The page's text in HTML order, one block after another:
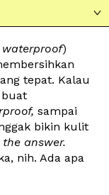

waterproof)
tepat. Kalau
sampai
bikin kulit
nih. Ada apa